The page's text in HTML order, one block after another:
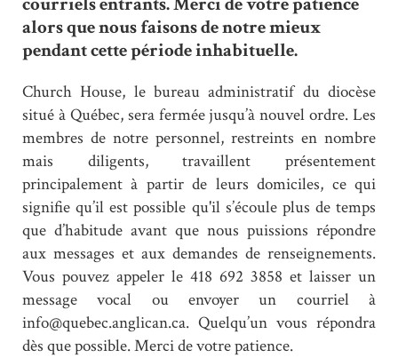
alors que nous faisons de notre mieux
pendant cette période inhabituelle.
Church House, le bureau administratif du diocèse
situé à Québec, sera fermée jusqu’à nouvel ordre. Les
membres de notre personnel, restreints en nombre
mais diligents, travaillent présentement
principalement à partir de leurs domiciles, ce qui
signifie qu’il est possible qu'il s’écoule plus de temps
que d’habitude avant que nous puissions répondre
aux messages et aux demandes de renseignements.
Vous pouvez appeler le 418 692 3858 et laisser un
message vocal ou envoyer un courriel à
info@quebec.anglican.ca. Quelqu’un vous répondra
dès que possible. Merci de votre patience.